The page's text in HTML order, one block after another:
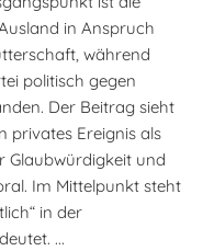
in Anspruch
während
politisch gegen
Der Beitrag sieht
privates Ereignis als
Glaubwürdigkeit und
Im Mittelpunkt steht
in der
...